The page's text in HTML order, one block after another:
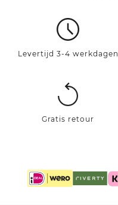
Levertijd 3-4 werkdagen
Gratis retour